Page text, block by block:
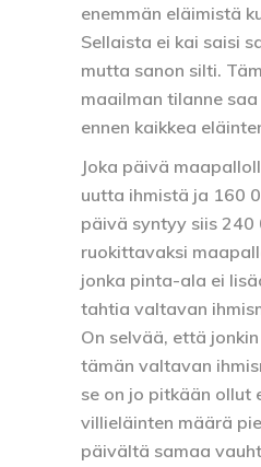
enemmän eläimistä
Sellaista ei kai saisi
mutta sanon silti.
maailman tilanne
ennen kaikkea
Joka päivä
uutta ihmistä ja 160
päivä syntyy siis
ruokittavaksi
jonka pinta-ala ei
tahtia valtavan
On selvää, että
tämän valtavan
se on jo pitkään ollut
villieläinten määrä
päivältä samaa